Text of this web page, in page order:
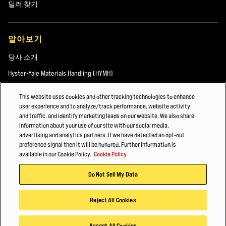
딜러 찾기
알아보기
당사 소개
Hyster-Yale Materials Handling (HYMH)
채용
채용
© 2026 Hyster-Yale Materials Handling, Inc., all rights reserved.
개인정보 보호정책 이용 약관 쿠키 정책
This website uses cookies and other tracking technologies to enhance
user experience and to analyze/track performance, website activity
and traffic, and identify marketing leads on our website. We also share
information about your use of our site with our social media,
advertising and analytics partners. If we have detected an opt-out
preference signal then it will be honored. Further information is
available in our Cookie Policy. Cookie Policy
Do Not Sell My Data
Reject All Cookies